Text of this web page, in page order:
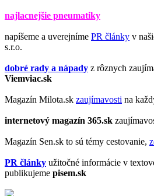
najlacnejšie pneumatiky
napíšeme a uverejníme PR články v
s.r.o.
dobré rady a nápady z rôznych
Viemviac.sk
Magazín Milota.sk zaujímavosti na
internetový magazín 365.sk
Magazín Sen.sk to sú témy cestovanie,
PR články užitočné informácie v
publikujeme pisem.sk